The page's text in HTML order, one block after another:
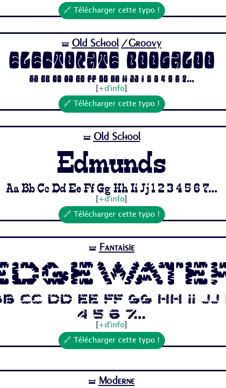
🔗 Télécharger cette typo !
🝛 Old School /Groovy
Electorate Boogaloo
Aa Bb Cc Dd Ee Ff Gg Hh Ii Jj 1 2 3 4 5 6 7...
+d'info
🔗 Télécharger cette typo !
🝛 Old School
Edmunds
Aa Bb Cc Dd Ee Ff Gg Hh Ii Jj 1 2 3 4 5 6 7...
+d'info
🔗 Télécharger cette typo !
🝛 Fantaisie
Cc Dd Ee Ff Gg Hh Ii Jj
4 5 6 7...
+d'info
🔗 Télécharger cette typo !
🝛 Moderne